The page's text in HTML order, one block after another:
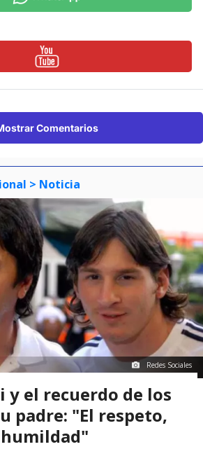
Comentarios
> Noticia
Redes Sociales
y el recuerdo de los
padre: "El respeto,